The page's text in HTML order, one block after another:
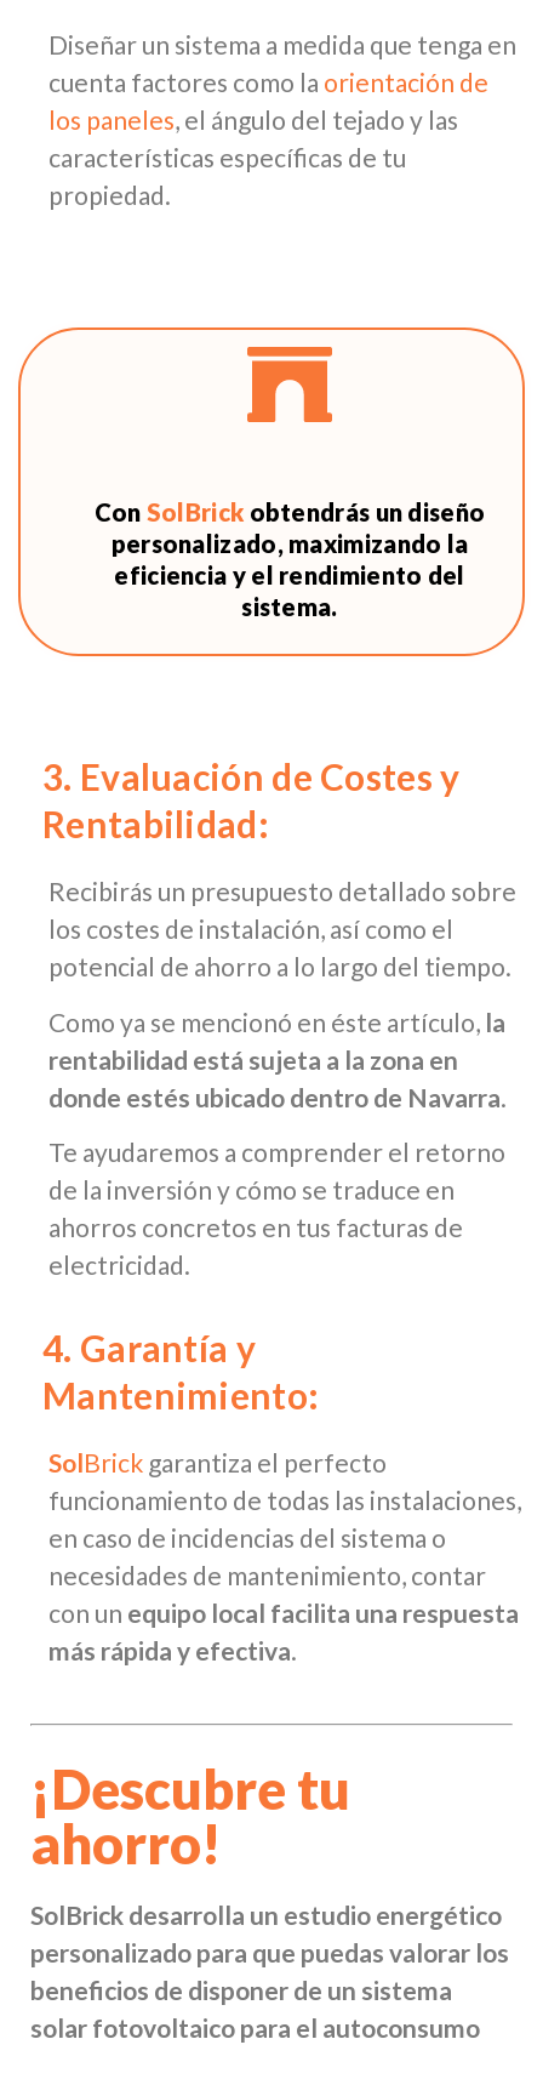
Diseñar un sistema a medida que tenga en
cuenta factores como la orientación de
los paneles, el ángulo del tejado y las
características específicas de tu
propiedad.
Con SolBrick obtendrás un diseño
personalizado, maximizando la
eficiencia y el rendimiento del
sistema.
3. Evaluación de Costes y
Rentabilidad:
Recibirás un presupuesto detallado sobre
los costes de instalación, así como el
potencial de ahorro a lo largo del tiempo.
Como ya se mencionó en éste artículo, la
rentabilidad está sujeta a la zona en
donde estés ubicado dentro de Navarra.
Te ayudaremos a comprender el retorno
de la inversión y cómo se traduce en
ahorros concretos en tus facturas de
electricidad.
4. Garantía y
Mantenimiento:
SolBrick garantiza el perfecto
funcionamiento de todas las instalaciones,
en caso de incidencias del sistema o
necesidades de mantenimiento, contar
con un equipo local facilita una respuesta
más rápida y efectiva.
¡Descubre tu
ahorro!
SolBrick desarrolla un estudio energético
personalizado para que puedas valorar los
beneficios de disponer de un sistema
solar fotovoltaico para el autoconsumo